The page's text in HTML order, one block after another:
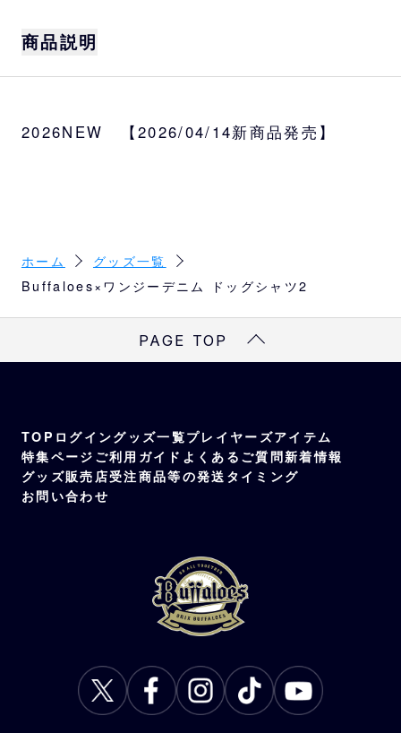
商品説明
良く伸びる素材を使用した被りタイプのTシャ
ホワイト、ネイビー
2026NEW 【2026/04/14新商品発売】
ホーム
グッズ一覧
Buffaloes×ワンジーデニム ドッグシャツ2
PAGE TOP
TOP ログイングッズ一覧プレイヤーズアイテム
特集ページ ご利用ガイド よくあるご質問新着情報
グッズ販売店受注商品等の発送タイミング
お問い合わせ